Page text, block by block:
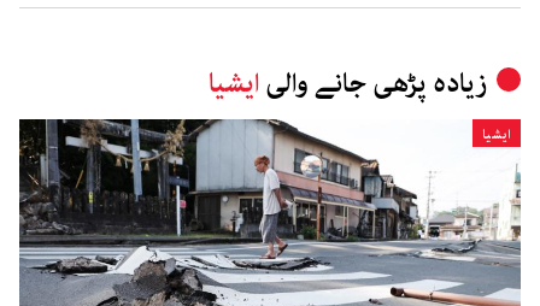
زیادہ پڑھی جانے والیایشیا
ایشیا